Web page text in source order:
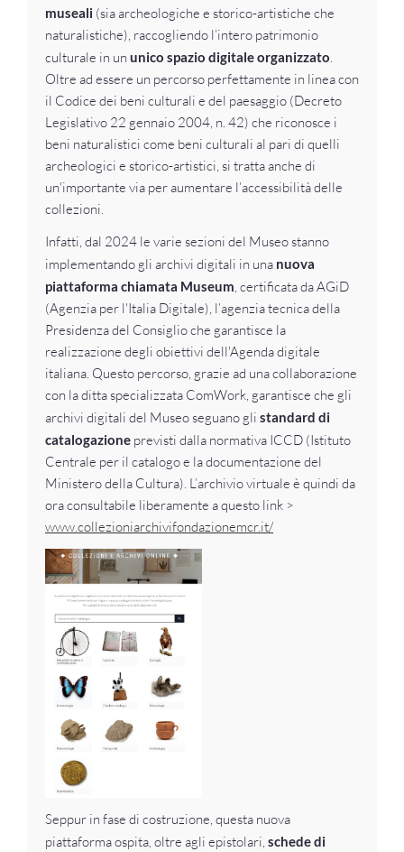
museali (sia archeologiche e storico-artistiche che
naturalistiche), raccogliendo l’intero patrimonio
culturale in un unico spazio digitale organizzato.
Oltre ad essere un percorso perfettamente in linea con
il Codice dei beni culturali e del paesaggio (Decreto
Legislativo 22 gennaio 2004, n. 42) che riconosce i
beni naturalistici come beni culturali al pari di quelli
archeologici e storico-artistici, si tratta anche di
un'importante via per aumentare l’accessibilità delle
collezioni.
Infatti, dal 2024 le varie sezioni del Museo stanno
implementando gli archivi digitali in una nuova
piattaforma chiamata Museum, certificata da AGiD
(Agenzia per l'Italia Digitale), l’agenzia tecnica della
Presidenza del Consiglio che garantisce la
realizzazione degli obiettivi dell'Agenda digitale
italiana. Questo percorso, grazie ad una collaborazione
con la ditta specializzata ComWork, garantisce che gli
archivi digitali del Museo seguano gli standard di
catalogazione previsti dalla normativa ICCD (Istituto
Centrale per il catalogo e la documentazione del
Ministero della Cultura). L’archivio virtuale è quindi da
ora consultabile liberamente a questo link >
www.collezioniarchivifondazionemcr.it/
Seppur in fase di costruzione, questa nuova
piattaforma ospita, oltre agli epistolari, schede di